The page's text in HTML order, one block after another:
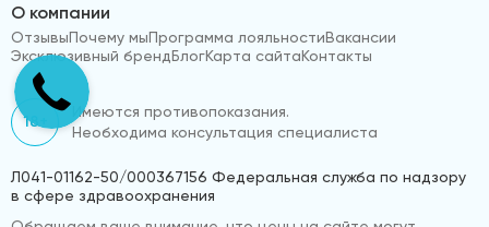
О компании
ОтзывыПочему мыПрограмма лояльностиВакансии
Эксклюзивный брендБлогКарта сайтаКонтакты
18+
Имеются противопоказания.
Необходима консультация специалиста
Л041-01162-50/000367156 Федеральная служба по надзору
в сфере здравоохранения